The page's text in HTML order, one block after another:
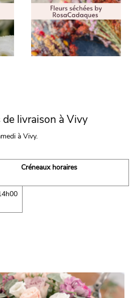
livraison à Vivy
à Vivy.
Créneaux horaires